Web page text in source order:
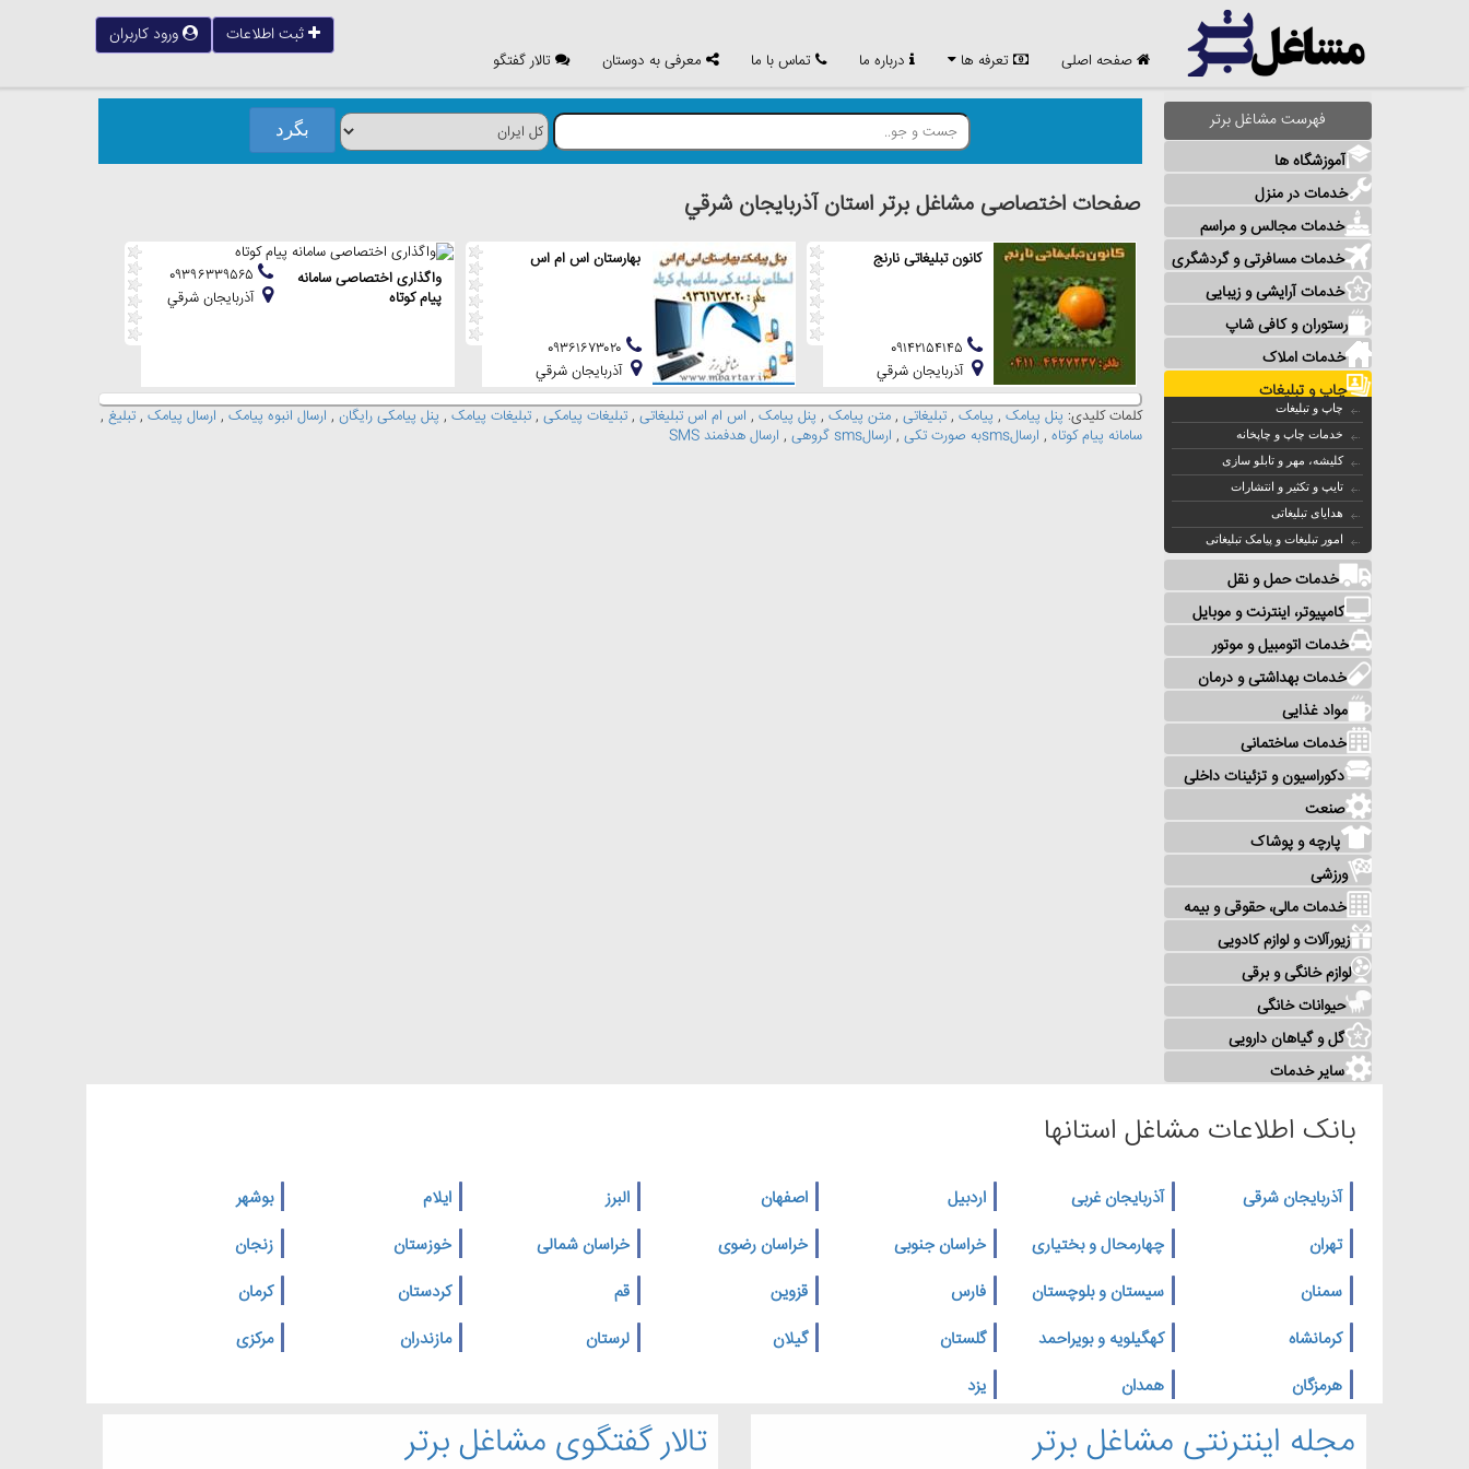
صفحه اصلی تعرفه ها درباره ما تماس با ما معرفی به دوستان تالار گفتگو
ثبت اطلاعات ورود کاربران
فهرست مشاغل برتر
آموزشگاه ها
خدمات در منزل
خدمات مجالس و مراسم
خدمات مسافرتی و گردشگری
خدمات آرایشی و زیبایی
رستوران و کافی شاپ
خدمات املاک
چاپ و تبلیغات
چاپ و تبلیغات
خدمات چاپ و چاپخانه
کلیشه، مهر و تابلو سازی
تایپ و تکثیر و انتشارات
هدایای تبلیغاتی
امور تبلیغات و پیامک تبلیغاتی
خدمات حمل و نقل
کامپیوتر، اینترنت و موبایل
خدمات اتومبیل و موتور
خدمات بهداشتی و درمان
مواد غذایی
خدمات ساختمانی
دکوراسیون و تزئینات داخلی
صنعت
پارچه و پوشاک
ورزشی
خدمات مالی، حقوقی و بیمه
زیورآلات و لوازم کادویی
لوازم خانگی و برقی
حیوانات خانگی
گل و گیاهان دارویی
سایر خدمات
صفحات اختصاصی مشاغل برتر استان آذربايجان شرقي
کانون تبلیغاتی نارنج
آذربايجان شرقي
بهارستان اس ام اس
آذربايجان شرقي
واگذاری اختصاصی سامانه
پیام کوتاه
آذربايجان شرقي
کلمات کلیدی: پنل پیامک , پیامک , تبلیغاتی , متن پیامک , پنل پیامک , اس ام اس تبلیغاتی , تبلیغات پیامکی , تبلیغات پیامک , پنل پیامکی رایگان , ارسال انبوه پیامک , ارسال پیامک , تبلیغ ,
سامانه پیام کوتاه , ارسالsmsبه صورت تکی , ارسالsms گروهی , ارسال هدفمند SMS
بانک اطلاعات مشاغل استانها
آذربایجان شرقی آذربایجان غربی اردبیل اصفهان البرز ایلام
بوشهر
تهران
چهارمحال و بختیاری خراسان جنوبی خراسان رضوی خراسان شمالی خوزستان
زنجان
سمنان
سیستان و بلوچستان فارس قزوین قم کردستان
کرمان
کرمانشاه
کهگیلویه و بویراحمد گلستان گیلان لرستان مازندران
مرکزی
هرمزگان
همدان یزد
تالار گفتگوی مشاغل برتر مجله اینترنتی مشاغل برتر